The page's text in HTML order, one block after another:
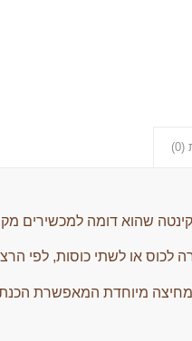
שהוא דומה למכשירים
לכוס או לשתי כוסות, לפי
מיוחדת המאפשרת